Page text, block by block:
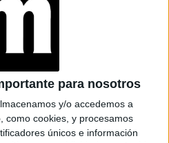
para nosotros
y/o accedemos a
como cookies, y procesamos
únicos e información
PROMEDIO DE LA
MUJER ARGENTINA
EN UN 44% MENOR
QUE EL DE LOS
HOMBRES